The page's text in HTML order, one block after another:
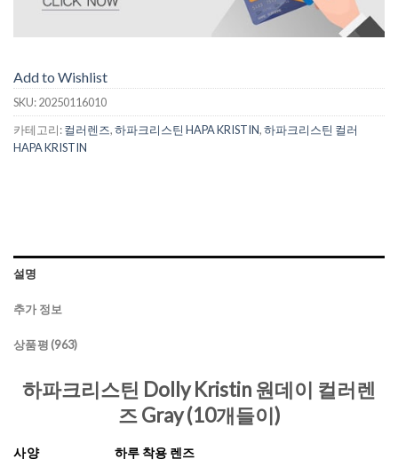
Add to Wishlist
SKU:20250116010
카테고리:컬러렌즈,하파크리스틴 HAPA KRISTIN,하파크리스틴 컬러
HAPA KRISTIN
설명
추가 정보
상품평 (963)
하파크리스틴 Dolly Kristin 원데이 컬러렌
즈 Gray (10개들이)
사양 하루 착용 렌즈